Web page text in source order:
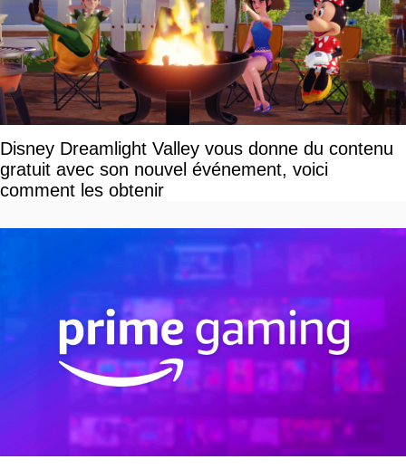
Disney Dreamlight Valley vous donne du contenu
gratuit avec son nouvel événement, voici
comment les obtenir